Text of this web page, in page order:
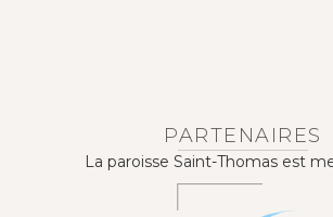
PARTENAIRES
La paroisse Saint-Thomas est